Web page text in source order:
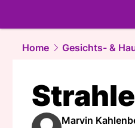
Home
Gesichts- &
Marvin